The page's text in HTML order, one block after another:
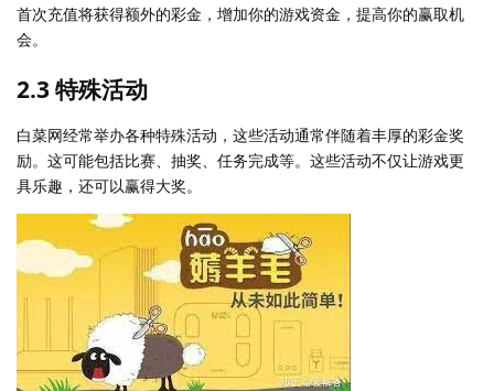
首次充值将获得额外的彩金，增加你的游戏资金，提高你的赢取机
会。
2.3 特殊活动
白菜网经常举办各种特殊活动，这些活动通常伴随着丰厚的彩金奖
励。这可能包括比赛、抽奖、任务完成等。这些活动不仅让游戏更
具乐趣，还可以赢得大奖。